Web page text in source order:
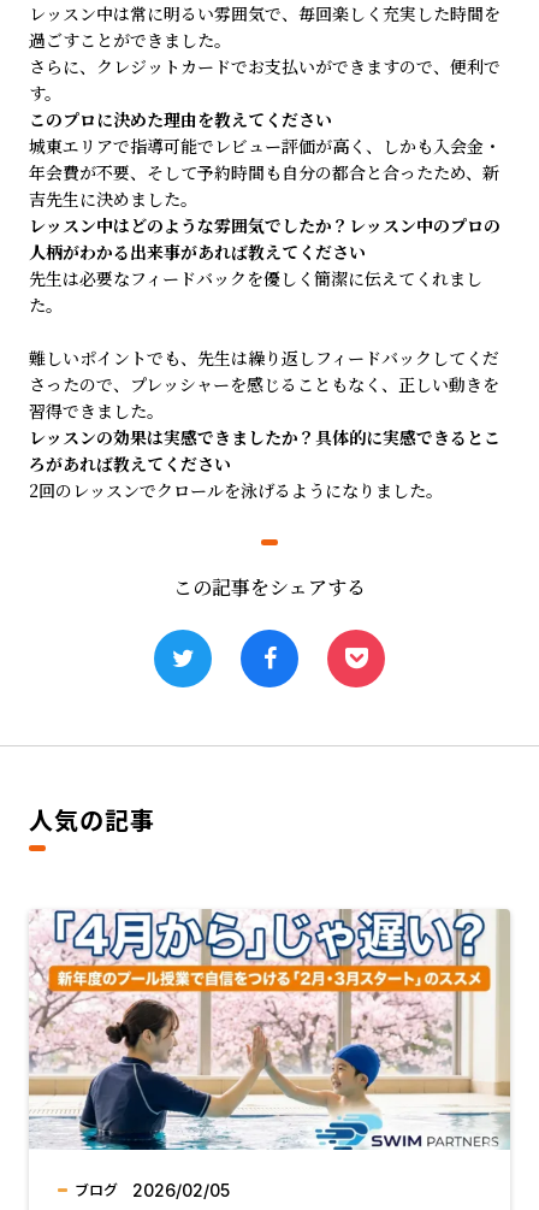
レッスン中は常に明るい雰囲気で、毎回楽しく充実した時間を
過ごすことができました。
さらに、クレジットカードでお支払いができますので、便利で
す。
このプロに決めた理由を教えてください
城東エリアで指導可能でレビュー評価が高く、しかも入会金・
年会費が不要、そして予約時間も自分の都合と合ったため、新
吉先生に決めました。
レッスン中はどのような雰囲気でしたか？レッスン中のプロの
人柄がわかる出来事があれば教えてください
先生は必要なフィードバックを優しく簡潔に伝えてくれまし
た。
難しいポイントでも、先生は繰り返しフィードバックしてくだ
さったので、プレッシャーを感じることもなく、正しい動きを
習得できました。
レッスンの効果は実感できましたか？具体的に実感できるとこ
ろがあれば教えてください
2回のレッスンでクロールを泳げるようになりました。
この記事をシェアする
人気の記事
ブログ 2026/02/05